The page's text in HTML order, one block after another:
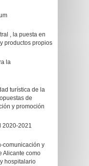
, la puesta en
productos propios
la
turística de la
de
y promoción
2020-2021
comunicación y
Alicante como
hospitalario